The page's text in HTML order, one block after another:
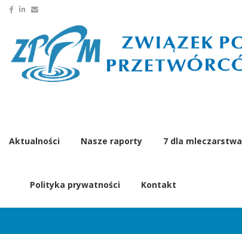
Aktualności Nasze raporty 7 dla mleczarstwa
Polityka prywatności Kontakt